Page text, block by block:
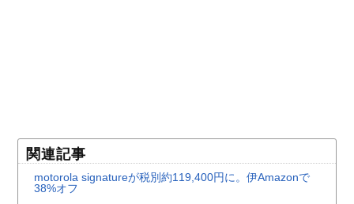
関連記事
motorola signatureが税別約119,400円に。伊Amazonで
38%オフ